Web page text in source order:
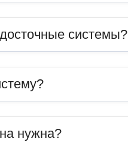
системы?
нужна?